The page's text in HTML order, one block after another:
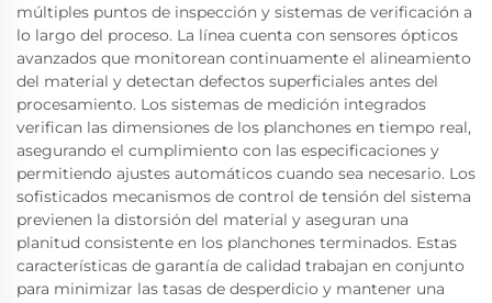
múltiples puntos de inspección y sistemas de verificación a
lo largo del proceso. La línea cuenta con sensores ópticos
avanzados que monitorean continuamente el alineamiento
del material y detectan defectos superficiales antes del
procesamiento. Los sistemas de medición integrados
verifican las dimensiones de los planchones en tiempo real,
asegurando el cumplimiento con las especificaciones y
permitiendo ajustes automáticos cuando sea necesario. Los
sofisticados mecanismos de control de tensión del sistema
previenen la distorsión del material y aseguran una
planitud consistente en los planchones terminados. Estas
características de garantía de calidad trabajan en conjunto
para minimizar las tasas de desperdicio y mantener una